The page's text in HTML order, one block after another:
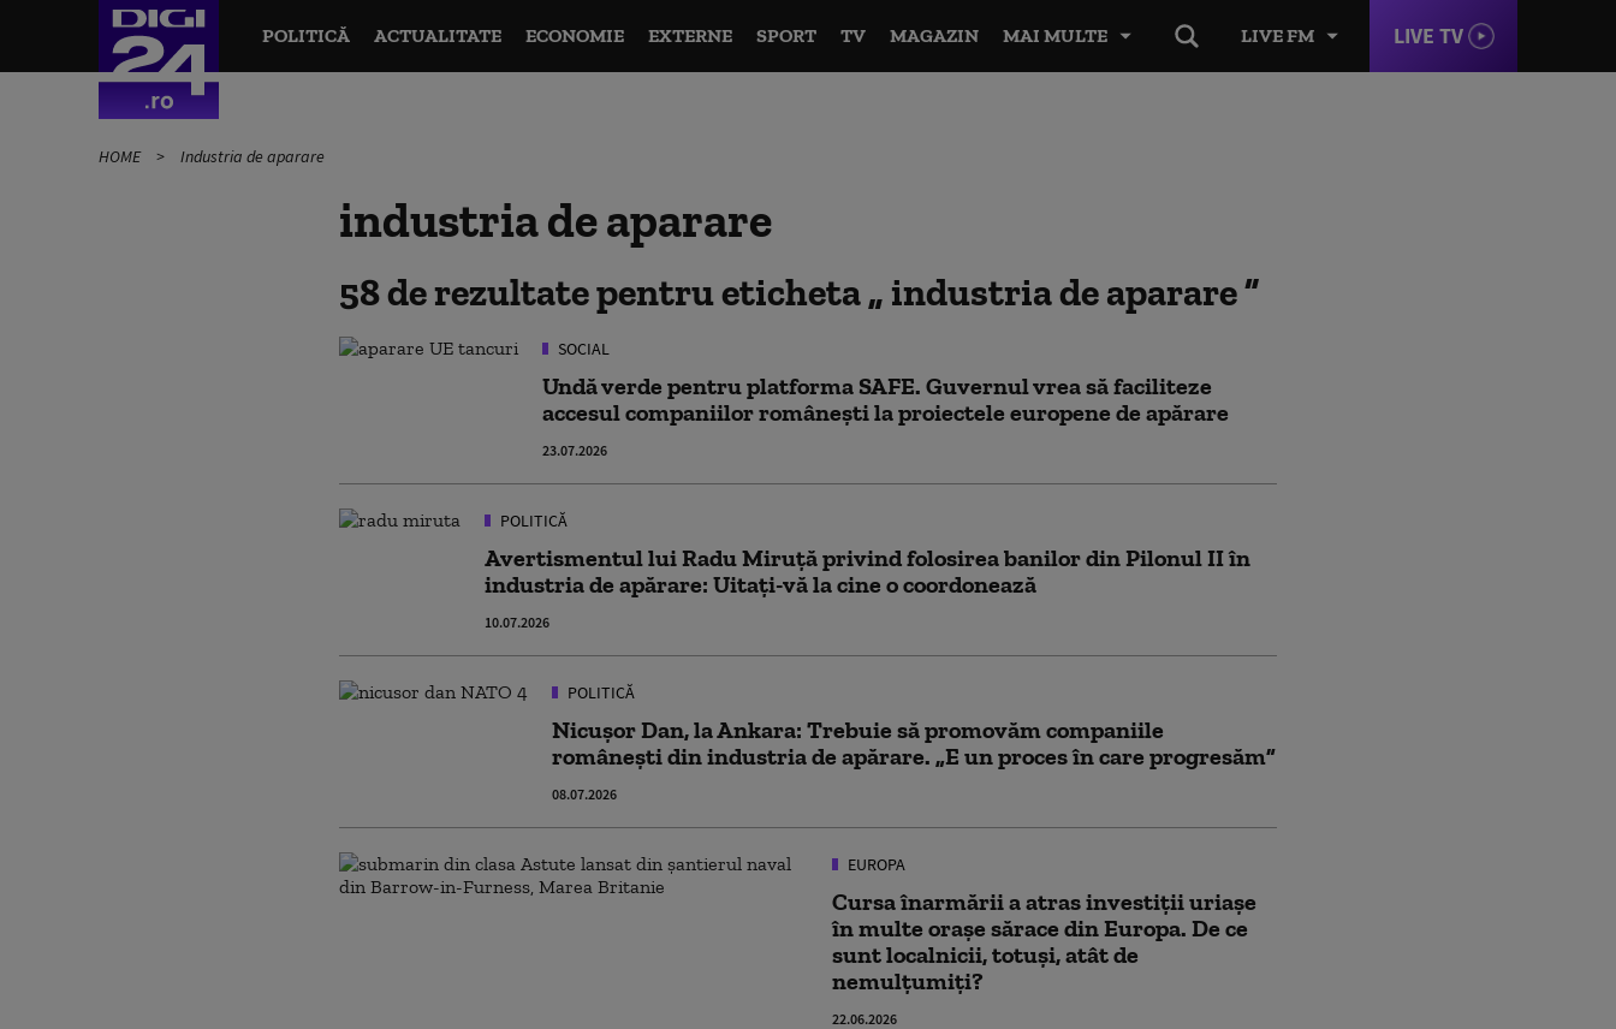
LIVE FM LIVE TV
POLITICĂ ACTUALITATE ECONOMIE EXTERNE SPORT TV MAGAZIN MAI MULTE
HOME Industria de aparare
industria de aparare
58 de rezultate pentru eticheta industria de aparare
SOCIAL
Undă verde pentru platforma SAFE. Guvernul vrea să faciliteze
accesul companiilor românești la proiectele europene de apărare
23.07.2026
POLITICĂ
Avertismentul lui Radu Miruță privind folosirea banilor din Pilonul II în
industria de apărare: Uitați-vă la cine o coordonează
10.07.2026
POLITICĂ
Nicușor Dan, la Ankara: Trebuie să promovăm companiile
românești din industria de apărare. „E un proces în care progresăm”
08.07.2026
EUROPA
Cursa înarmării a atras investiții uriașe
în multe orașe sărace din Europa. De ce
sunt localnicii, totuși, atât de
nemulțumiți?
22.06.2026